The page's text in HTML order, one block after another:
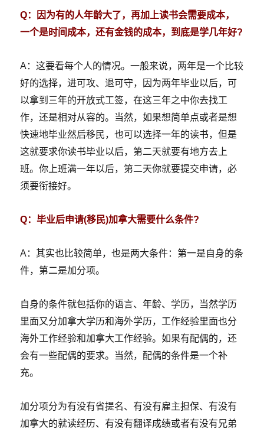
Q：因为有的人年龄大了，再加上读书会需要成本，
一个是时间成本，还有金钱的成本，到底是学几年好?
A：这要看每个人的情况。一般来说，两年是一个比较
好的选择，进可攻、退可守，因为两年毕业以后，可
以拿到三年的开放式工签，在这三年之中你去找工
作，还是相对从容的。当然，如果想简单点或者是想
快速地毕业然后移民，也可以选择一年的读书，但是
这就要求你读书毕业以后，第二天就要有地方去上
班。你上班满一年以后，第二天你就要提交申请，必
须要衔接好。
Q：毕业后申请(移民)加拿大需要什么条件?
A：其实也比较简单，也是两大条件：第一是自身的条
件，第二是加分项。
自身的条件就包括你的语言、年龄、学历，当然学历
里面又分加拿大学历和海外学历，工作经验里面也分
海外工作经验和加拿大工作经验。如果有配偶的，还
会有一些配偶的要求。当然，配偶的条件是一个补
充。
加分项分为有没有省提名、有没有雇主担保、有没有
加拿大的就读经历、有没有翻译成绩或者有没有兄弟